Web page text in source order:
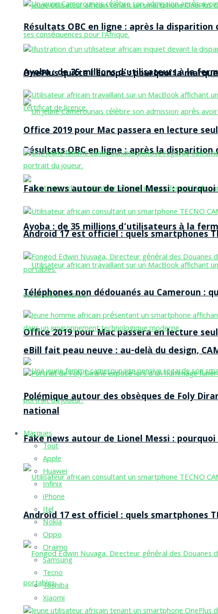
OnePlus quitte l’Europe : pourquoi la
Résultats OBC en ligne : après la disparition
Ayoba : de 35 millions d’utilisateurs à la
Office 2019 pour Mac passera en lecture
Fake news autour de Lionel Messi :
Android 17 est officiel : quels smartphones
Résultats OBC en ligne : après la disparition
Ayoba : de 35 millions d’utilisateurs à la
Office 2019 pour Mac passera en lecture
Fake news autour de Lionel Messi :
Android 17 est officiel : quels smartphones
Téléphones non dédouanés au Cameroun :
eBill fait peau neuve : au-delà du design,
Polémique autour des obsèques de Foly
national
Marques
Tout
Apple
Huawei
Infinix
iPhone
Itel
Nokia
Oppo
Oraimo
Samsung
Tecno
Toshiba
Xiaomi